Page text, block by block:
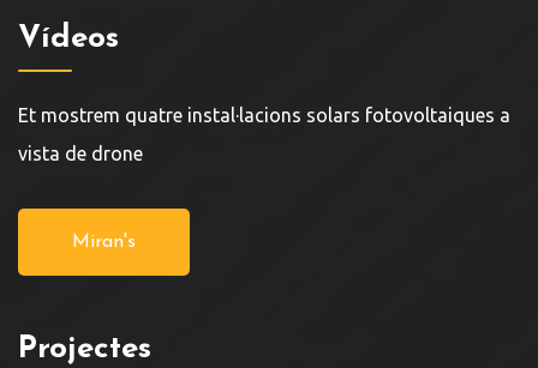
Vídeos
Et mostrem quatre instal·lacions solars fotovoltaiques a
vista de drone
Miran's
Projectes